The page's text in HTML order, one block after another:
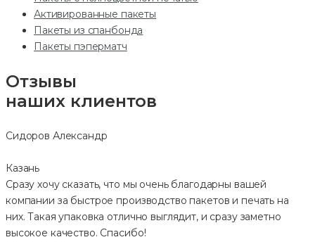
Активированные пакеты
Пакеты из спанбонда
Пакеты пэперматч
Отзывы
наших клиентов
Сидоров Александр
Казань
Сразу хочу сказать, что мы очень благодарны вашей
компании за быстрое производство пакетов и печать на
них. Такая упаковка отлично выглядит, и сразу заметно
высокое качество. Спасибо!